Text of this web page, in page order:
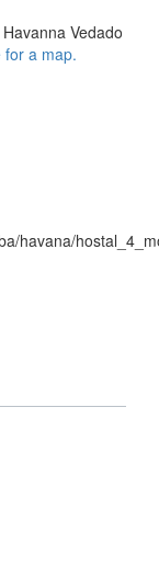
Vedado
for a map.
havana/